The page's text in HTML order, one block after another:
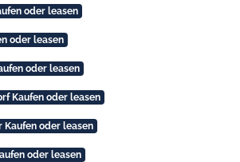
oder leasen
oder leasen
oder leasen
Kaufen oder leasen
Kaufen oder leasen
oder leasen